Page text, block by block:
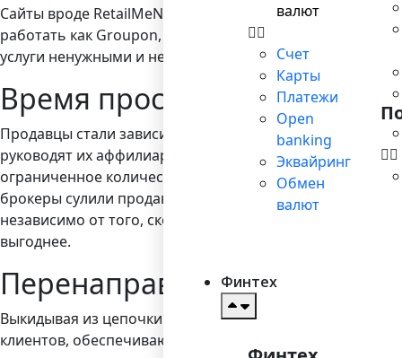
валют
Счет
Карты
Платежи
Open
banking
Эквайринг
Обмен
валют
Финтех
Сайты вроде RetailMeNot утверждают, что они
работать как Groupon, постепенно наращивая объем
услуги ненужными и невыгодно дешевыми продажами.
Время проститься с
Продавцы стали зависимы от брокеров-посредников
руководят их аффилиарными продажами. Но вместо
ограниченное количество вашего товара и
брокеры сулили продавцу доступ к новым рынкам,
независимо от того, сколько платить посредникам,
выгоднее.
Перенаправьте
Выкидывая из цепочки посредника, мы получаем
клиентов, обеспечивающих постоянные продажи, и на